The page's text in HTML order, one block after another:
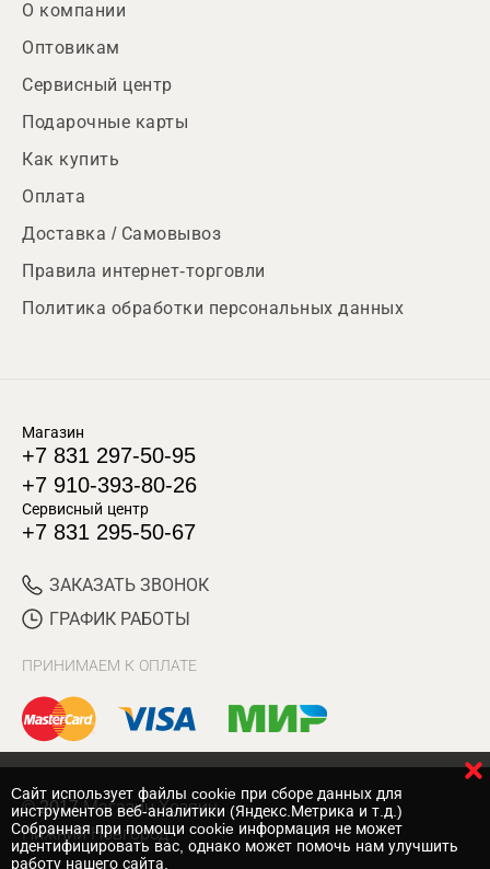
О компании
Оптовикам
Сервисный центр
Подарочные карты
Как купить
Оплата
Доставка / Самовывоз
Правила интернет-торговли
Политика обработки персональных данных
Магазин
+7 831 297-50-95
+7 910-393-80-26
Сервисный центр
+7 831 295-50-67
ЗАКАЗАТЬ ЗВОНОК
ГРАФИК РАБОТЫ
ПРИНИМАЕМ К ОПЛАТЕ
© 2017 Магазин Хозяин
Нижний Новгород
Cайт использует файлы cookie при сборе данных для
инструментов веб-аналитики (Яндекс.Метрика и т.д.)
Собранная при помощи cookie информация не может
идентифицировать вас, однако может помочь нам улучшить
работу нашего сайта.